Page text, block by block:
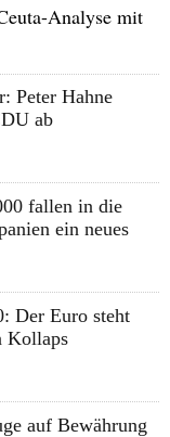
Analyse mit
Peter Hahne
ab
fallen in die
ein neues
Der Euro steht
Kollaps
auf Bewährung